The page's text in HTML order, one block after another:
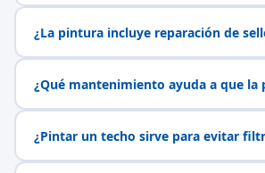
¿La pintura incluye reparación de
¿Qué mantenimiento ayuda a que la
¿Pintar un techo sirve para evitar